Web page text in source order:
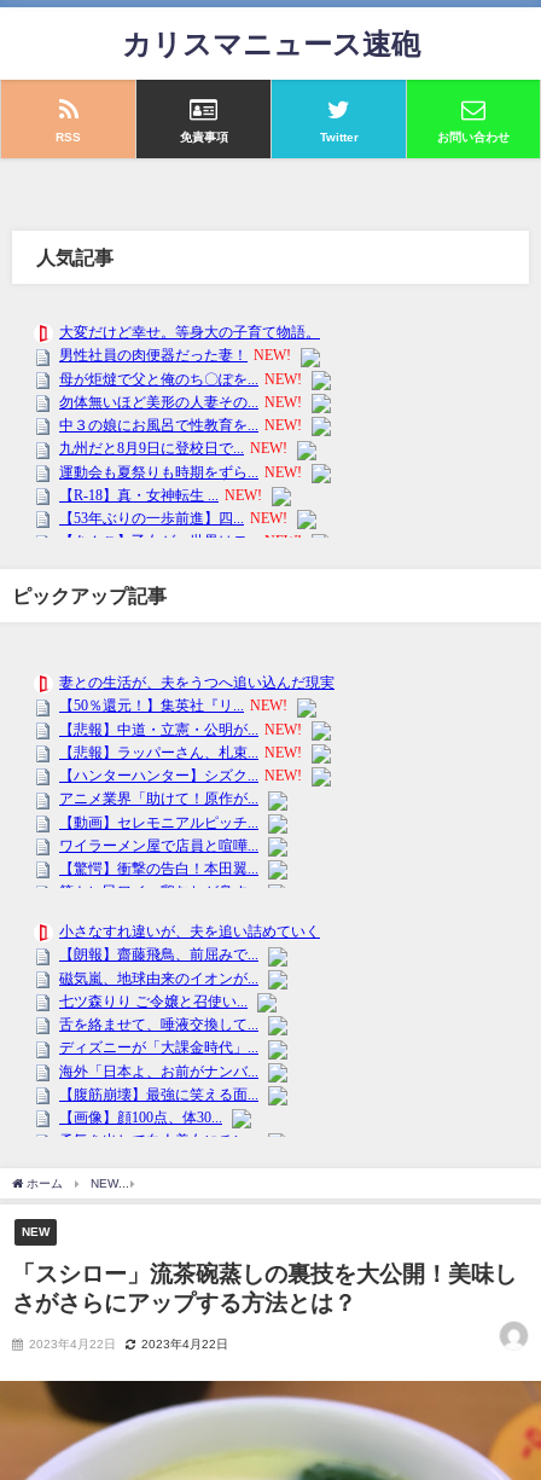
カリスマニュース速砲
RSS 免責事項 Twitter お問い合わせ
人気記事
ピックアップ記事
ホーム NEW
NEW
「スシロー」流茶碗蒸しの裏技を大公開！美味し
さがさらにアップする方法とは？
2023年4月22日 2023年4月22日